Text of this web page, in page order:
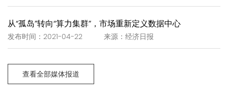
从“孤岛”转向“算力集群”，市场重新定义数据中心
发布时间：2021-04-22 来源：经济日报
查看全部媒体报道